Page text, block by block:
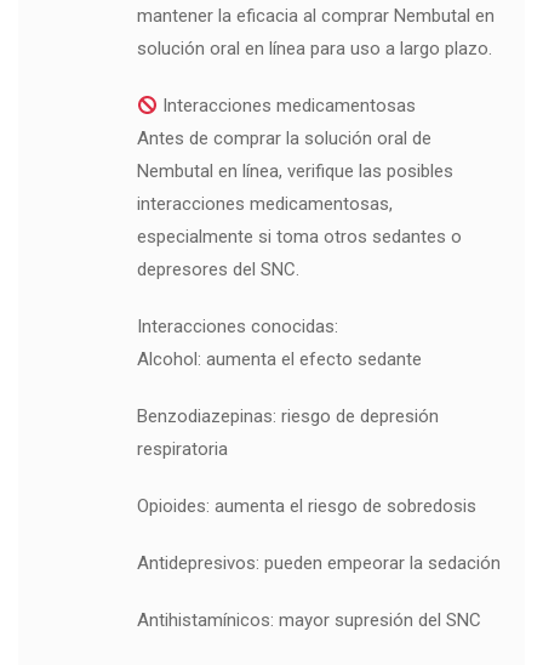
mantener la eficacia al comprar Nembutal en
solución oral en línea para uso a largo plazo.
Interacciones medicamentosas
Antes de comprar la solución oral de
Nembutal en línea, verifique las posibles
interacciones medicamentosas,
especialmente si toma otros sedantes o
depresores del SNC.
Interacciones conocidas:
Alcohol: aumenta el efecto sedante
Benzodiazepinas: riesgo de depresión
respiratoria
Opioides: aumenta el riesgo de sobredosis
Antidepresivos: pueden empeorar la sedación
Antihistamínicos: mayor supresión del SNC